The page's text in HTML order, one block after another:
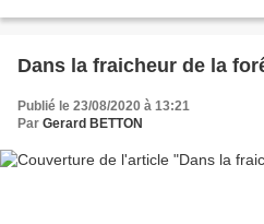
Dans la fraicheur de la
Publié le 23/08/2020 à 13:21
Par Gerard BETTON